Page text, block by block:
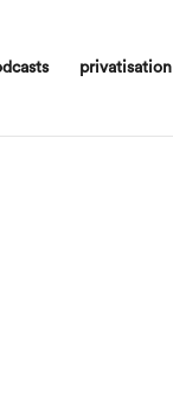
privatisation